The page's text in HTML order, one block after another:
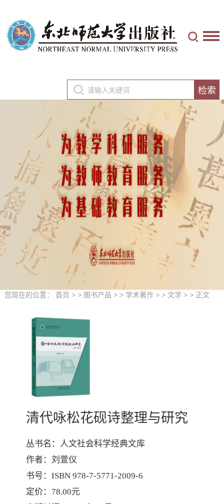
您现在的位置： 首页 > > 图书产品 > > 学术著作> > 文学> > 正文
清代咏松花砚诗整理与研究
丛书名：人文社会科学经典文库
作者：刘萱仪
书号：ISBN 978-7-5771-2009-6
定价：78.00元